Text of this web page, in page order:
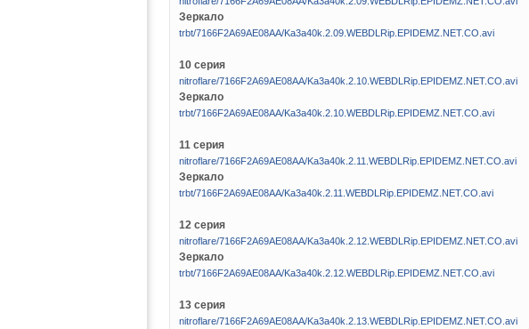
Зеркало
trbt/7166F2A69AE08AA/Ka3a40k.2.09.WEBDLRip.EPIDEMZ.NET.CO.avi
10 серия
nitroflare/7166F2A69AE08AA/Ka3a40k.2.10.WEBDLRip.EPIDEMZ.NET.CO.avi
Зеркало
trbt/7166F2A69AE08AA/Ka3a40k.2.10.WEBDLRip.EPIDEMZ.NET.CO.avi
11 серия
nitroflare/7166F2A69AE08AA/Ka3a40k.2.11.WEBDLRip.EPIDEMZ.NET.CO.avi
Зеркало
trbt/7166F2A69AE08AA/Ka3a40k.2.11.WEBDLRip.EPIDEMZ.NET.CO.avi
12 серия
nitroflare/7166F2A69AE08AA/Ka3a40k.2.12.WEBDLRip.EPIDEMZ.NET.CO.avi
Зеркало
trbt/7166F2A69AE08AA/Ka3a40k.2.12.WEBDLRip.EPIDEMZ.NET.CO.avi
13 серия
nitroflare/7166F2A69AE08AA/Ka3a40k.2.13.WEBDLRip.EPIDEMZ.NET.CO.avi